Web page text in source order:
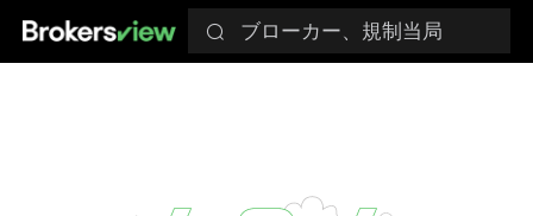
ブローカー、規制当局